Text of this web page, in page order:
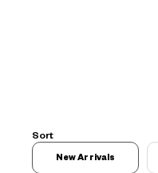
Sort
New Arrivals